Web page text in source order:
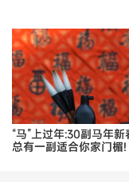
“马”上过年:30副马年新
总有一副适合你家门楣!